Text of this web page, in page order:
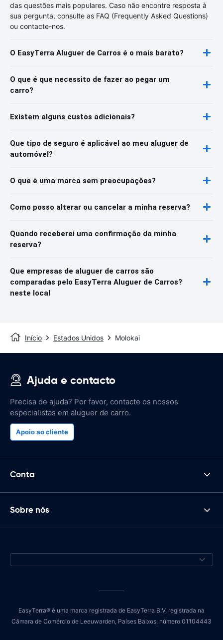
das questões mais populares. Caso não encontre resposta à
sua pergunta, consulte as FAQ (Frequently Asked Questions)
ou contacte-nos.
O EasyTerra Aluguer de Carros é o mais barato?
O que é que necessito de fazer ao pegar um
carro?
Existem alguns custos adicionais?
Que tipo de seguro é aplicável ao meu aluguer de
automóvel?
O que é uma marca sem preocupações?
Como posso alterar ou cancelar a minha reserva?
Quando receberei uma confirmação da minha
reserva?
Que empresas de aluguer de carros são
comparadas pelo EasyTerra Aluguer de Carros?
neste local
Início Estados Unidos Molokai
Ajuda e contacto
Precisa de ajuda? Por favor, contacte os nossos
especialistas em aluguer de carro.
Apoio ao cliente
Conta
Sobre nós
EasyTerra® é uma marca registrada de EasyTerra B.V. registrada na
Câmara de Comércio de Leeuwarden, Países Baixos, número 01104443